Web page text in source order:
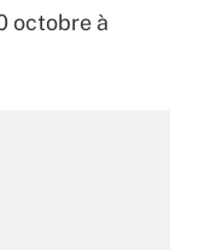
octobre à